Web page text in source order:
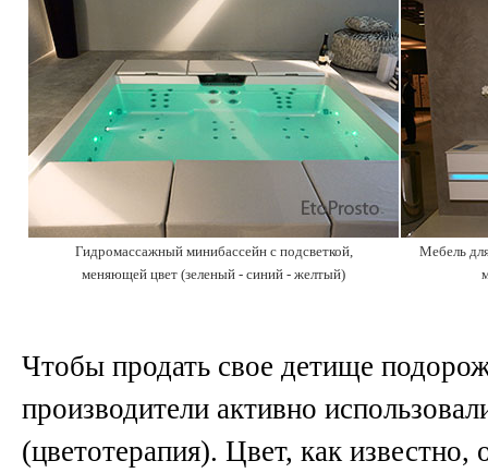
Гидромассажный минибассейн с подсветкой,
меняющей цвет (зеленый - синий - желтый)
Мебель
Чтобы продать свое детище
производители активно
(цветотерапия). Цвет, как известно,